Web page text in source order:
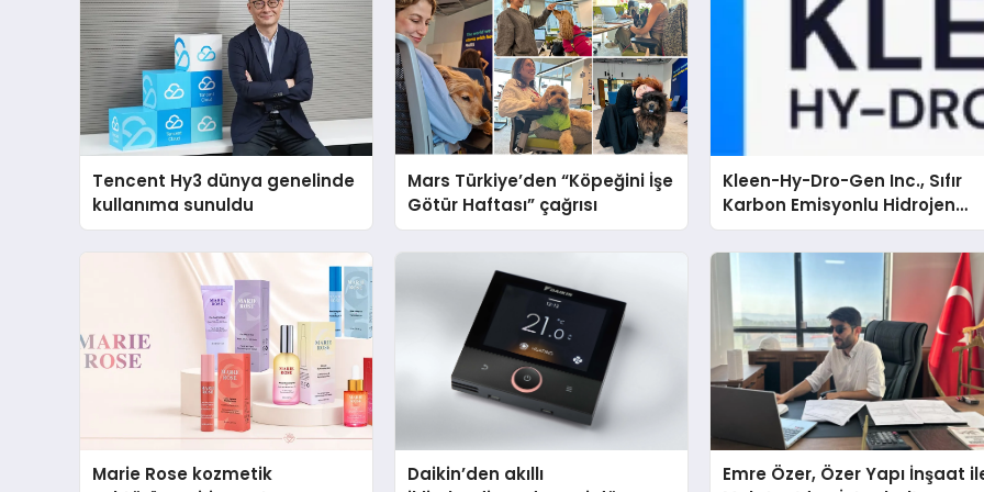
Tencent Hy3 dünya genelinde
kullanıma sunuldu
Mars Türkiye’den “Köpeğini İşe
Götür Haftası” çağrısı
Kleen-Hy-Dro-Gen Inc., Sıfır
Karbon Emisyonlu Hidrojen
Isıtma Teknolojisinde ISO ve
TSSA Düzenleyici Onaylarını
Aldı
Marie Rose kozmetik
Daikin’den akıllı
Emre Özer, Özer Yapı İnşaat